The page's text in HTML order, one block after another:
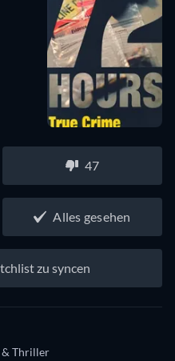
47
Alles gesehen
zu syncen
& Thriller